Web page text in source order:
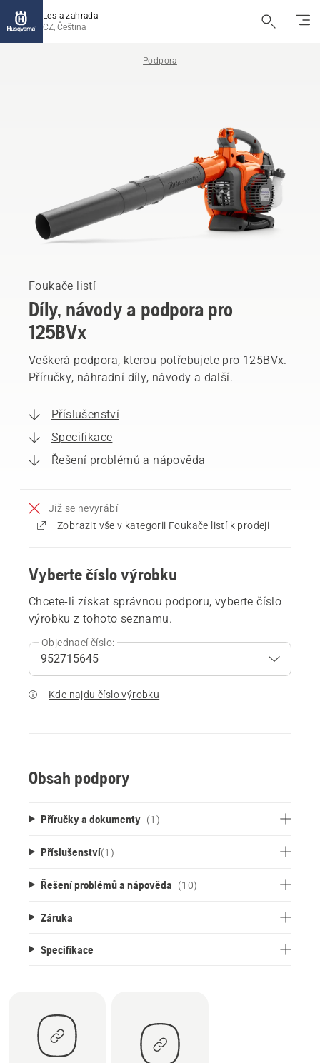
Les a zahrada
CZ, Čeština
Podpora
Foukače listí
Díly, návody a podpora pro
125BVx
Veškerá podpora, kterou potřebujete pro 125BVx.
Příručky, náhradní díly, návody a další.
Příslušenství
Specifikace
Řešení problémů a nápověda
Již se nevyrábí
Zobrazit vše v kategorii Foukače listí k prodeji
Vyberte číslo výrobku
Chcete-li získat správnou podporu, vyberte číslo
výrobku z tohoto seznamu.
Objednací číslo:
Kde najdu číslo výrobku
Obsah podpory
Příručky a dokumenty (1)
Příslušenství(1 )
Řešení problémů a nápověda (10)
Záruka
Specifikace